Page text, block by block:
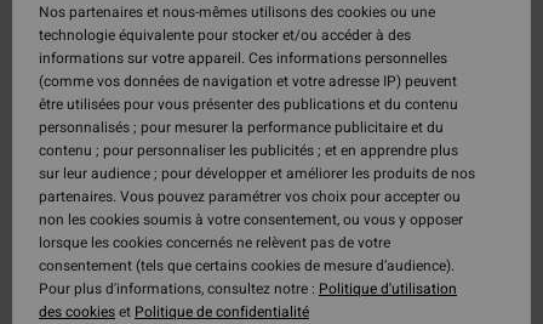
Nos partenaires et nous-mêmes utilisons des cookies ou une
technologie équivalente pour stocker et/ou accéder à des
informations sur votre appareil. Ces informations personnelles
(comme vos données de navigation et votre adresse IP) peuvent
être utilisées pour vous présenter des publications et du contenu
personnalisés ; pour mesurer la performance publicitaire et du
contenu ; pour personnaliser les publicités ; et en apprendre plus
sur leur audience ; pour développer et améliorer les produits de nos
partenaires. Vous pouvez paramétrer vos choix pour accepter ou
non les cookies soumis à votre consentement, ou vous y opposer
lorsque les cookies concernés ne relèvent pas de votre
consentement (tels que certains cookies de mesure d’audience).
Pour plus d'informations, consultez notre : Politique d'utilisation
des cookieset Politique de confidentialité